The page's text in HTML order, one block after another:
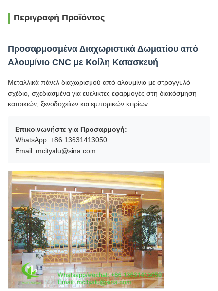
Περιγραφή Προϊόντος
Προσαρμοσμένα Διαχωριστικά Δωματίου από
Αλουμίνιο CNC με Κοίλη Κατασκευή
Μεταλλικά πάνελ διαχωρισμού από αλουμίνιο με στρογγυλό
σχέδιο, σχεδιασμένα για ευέλικτες εφαρμογές στη διακόσμηση
κατοικιών, ξενοδοχείων και εμπορικών κτιρίων.
Επικοινωνήστε για Προσαρμογή:
WhatsApp: +86 13631413050
Email: mcityalu@sina.com